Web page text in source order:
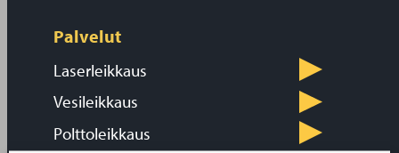
Palvelut
Laserleikkaus
Vesileikkaus
Polttoleikkaus